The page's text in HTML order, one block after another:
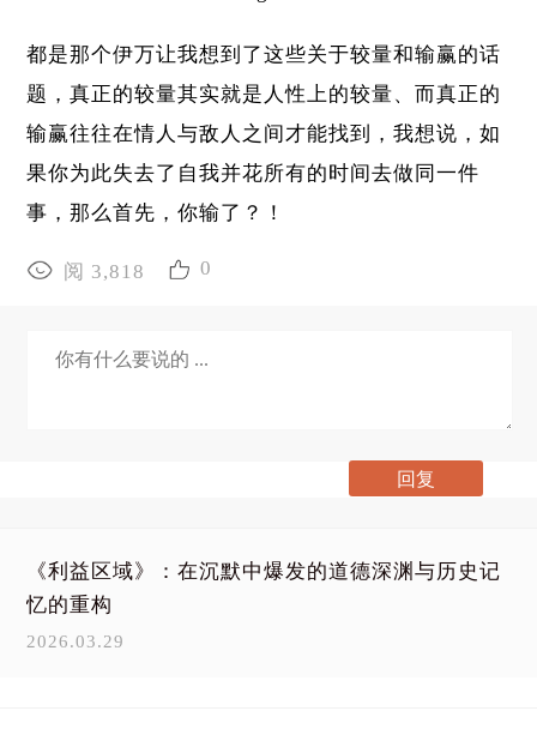
都是那个伊万让我想到了这些关于较量和输赢的话
题，真正的较量其实就是人性上的较量、而真正的
输赢往往在情人与敌人之间才能找到，我想说，如
果你为此失去了自我并花所有的时间去做同一件
事，那么首先，你输了？！
阅 3,818 0
《利益区域》：在沉默中爆发的道德深渊与历史记
忆的重构
2026.03.29